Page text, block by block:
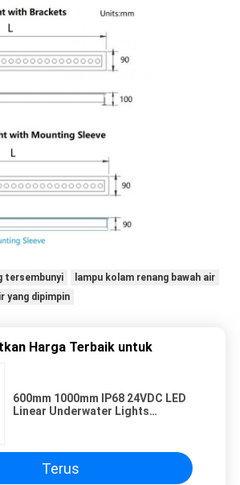
tersembunyi
lampu kolam renang bawah air
yang dipimpin
Harga Terbaik untuk
600mm 1000mm IP68 24VDC LED
Linear Underwater Lights
Terus